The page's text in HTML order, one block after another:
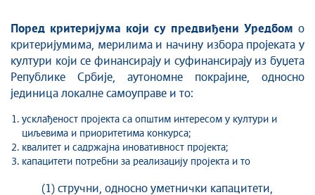
Поред критеријума који су предвиђени Уредбом о
критеријумима, мерилима и начину избора пројеката у
култури који се финансирају и суфинансирају из буџета
Републике Србије, аутономне покрајине, односно
јединица локалне самоуправе и то:
усклађеност пројекта са општим интересом у култури и
циљевима и приоритетима конкурса;
квалитет и садржајна иновативност пројекта;
капацитети потребни за реализацију пројекта и то
(1) стручни, односно уметнички капацитети,